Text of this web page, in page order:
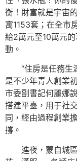
衡！財富就是宇宙
寓1153套；在全市
給2萬元至10萬元
動。
“住房是任務生
是不少年青人創業
市委副書記何麗娜
搭建平臺，用于社
同，經由過程創業
撐。
進夜，蒙自城